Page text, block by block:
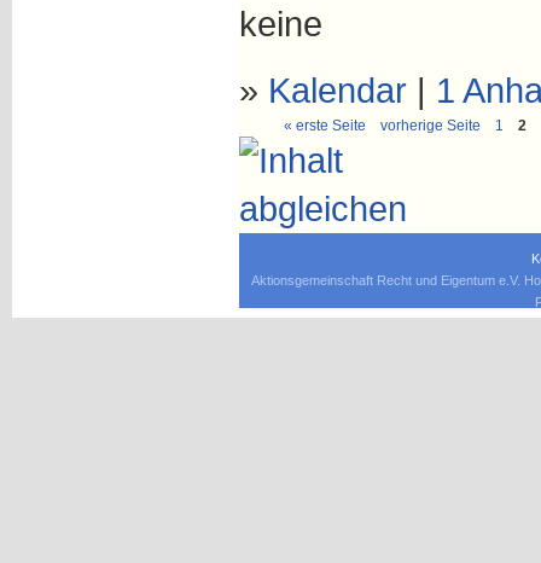
keine
» Kalendar| 1
« erste Seite vorherige Seite 1 2
Aktionsgemeinschaft Recht und Eigentum e.V.